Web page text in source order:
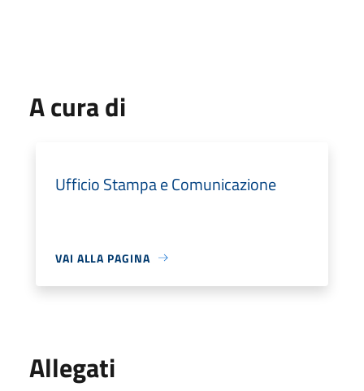
A cura di
Ufficio Stampa e Comunicazione
VAI ALLA PAGINA
Allegati